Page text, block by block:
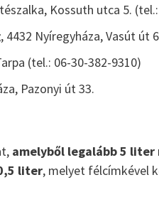
Kossuth utca 5.
, 4432 Nyíregyháza, Vasút út
(tel.: 06-30-382-9310)
Pazonyi út 33.
amelyből legalább 5
liter, melyet félcímkével